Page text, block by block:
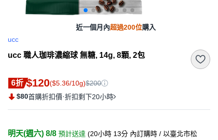
近一個月內超過200位購入
ucc
ucc 職人珈琲濃縮球 無糖, 14g, 8顆, 2包
6折 $120($5.36/10g)$200
$80首購折扣價·折扣剩下20小時
明天(週六) 8/8 預計送達 (20小時 13分 內訂購時 / 以臺北市松